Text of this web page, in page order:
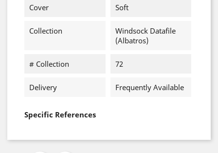
Cover Soft
Collection
Windsock Datafile
(Albatros)
# Collection 72
Delivery Frequently Available
Specific References